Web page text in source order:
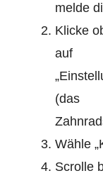
melde
Klicke
auf
(das
Wähle
Scrolle